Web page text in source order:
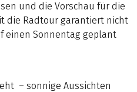
und die Vorschau für die
die Radtour garantiert nicht
einen Sonnentag geplant
– sonnige Aussichten